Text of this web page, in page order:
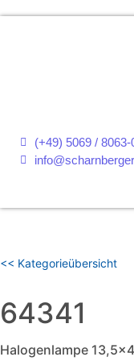
(+49) 5069 / 8063-
<< Kategorieübersicht
64341
Halogenlampe